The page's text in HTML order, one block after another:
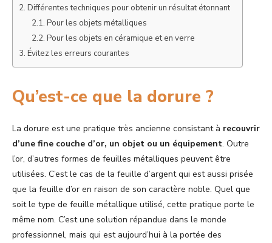
Différentes techniques pour obtenir un résultat étonnant
Pour les objets métalliques
Pour les objets en céramique et en verre
Évitez les erreurs courantes
Qu’est-ce que la dorure ?
La dorure est une pratique très ancienne consistant à recouvrir
d’une fine couche d’or, un objet ou un équipement. Outre
l’or, d’autres formes de feuilles métalliques peuvent être
utilisées. C’est le cas de la feuille d’argent qui est aussi prisée
que la feuille d’or en raison de son caractère noble. Quel que
soit le type de feuille métallique utilisé, cette pratique porte le
même nom. C’est une solution répandue dans le monde
professionnel, mais qui est aujourd’hui à la portée des